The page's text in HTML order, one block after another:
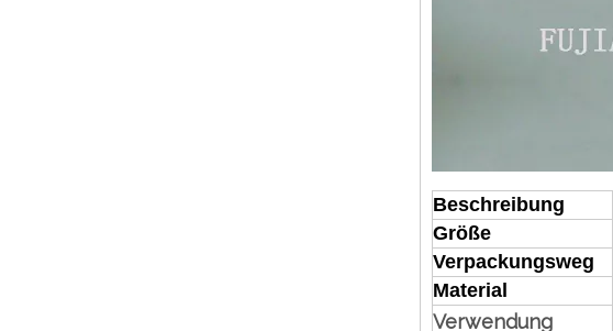
Beschreibung
Größe
Verpackungsweg
Material
Verwendung